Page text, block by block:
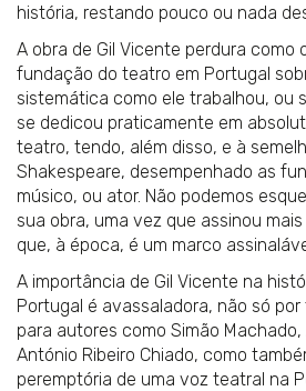
história, restando pouco ou nada
A obra de Gil Vicente perdura como
fundação do teatro em Portugal
sistemática como ele trabalhou, ou
se dedicou praticamente em
teatro, tendo, além disso, e à
Shakespeare, desempenhado as
músico, ou ator. Não podemos
sua obra, uma vez que assinou
que, à época, é um marco
A importância de Gil Vicente na
Portugal é avassaladora, não só
para autores como Simão
António Ribeiro Chiado, como
peremptória de uma voz teatral na